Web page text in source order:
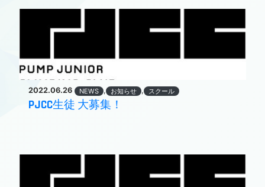
2022.06.26 NEWS , お知らせ , スクール
PJCC生徒 大募集！